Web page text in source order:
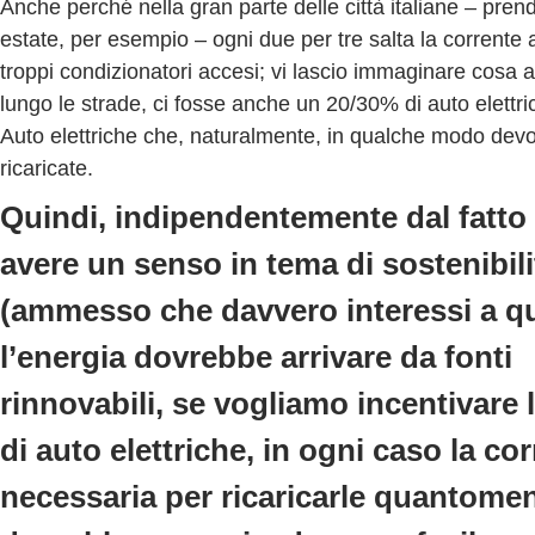
Anche perché nella gran parte delle città italiane –
estate, per esempio – ogni due per tre salta la corrente
troppi condizionatori accesi; vi lascio immaginare cosa
lungo le strade, ci fosse anche un 20/30% di auto
Auto elettriche che, naturalmente, in qualche modo
ricaricate.
Quindi, indipendentemente dal fatto
avere un senso in tema di
(ammesso che davvero interessi a
l’energia dovrebbe arrivare da fonti
rinnovabili, se vogliamo incentivare
di auto elettriche, in ogni caso la
necessaria per ricaricarle